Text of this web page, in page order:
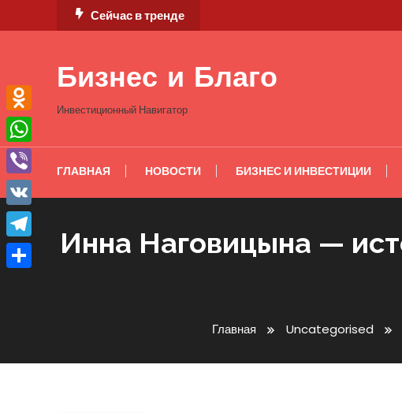
к
Сейчас в тренде
Бизнес и Благо
Инвестиционный Навигатор
ГЛАВНАЯ НОВОСТИ БИЗНЕС И ИНВЕСТИЦИИ
Инна Наговицына —
Главная Uncategorised
Odnoklassniki
WhatsApp
Viber
VK
Telegram